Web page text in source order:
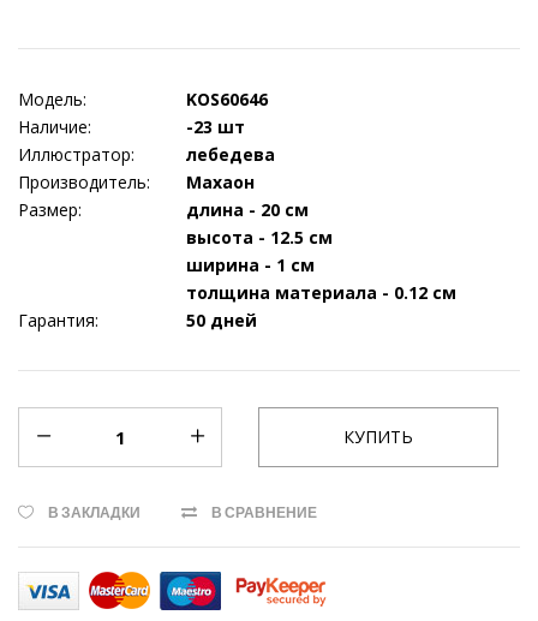
Модель:
KOS60646
Наличие:
-23 шт
Иллюстратор:
лебедева
Производитель:
Махаон
Размер:
длина - 20 см
высота - 12.5 см
ширина - 1 см
толщина материала - 0.12 см
Гарантия:
50 дней
В ЗАКЛАДКИ В СРАВНЕНИЕ